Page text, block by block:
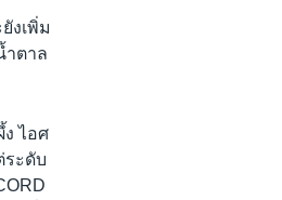
งเพิ่ม
ำตาล
ไอศ
ระดับ